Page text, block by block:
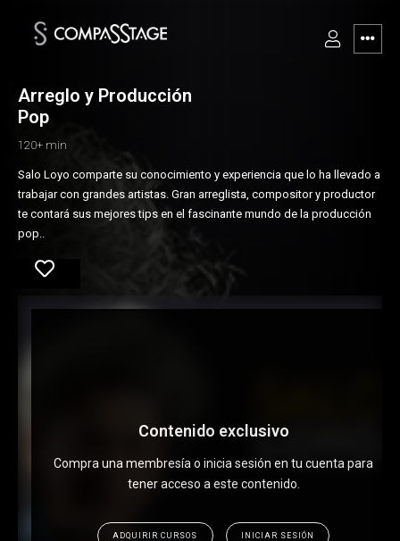
Arreglo y Producción
Pop
120+ min
Salo Loyo comparte su conocimiento y experiencia que lo ha llevado a
trabajar con grandes artistas. Gran arreglista, compositor y productor
te contará sus mejores tips en el fascinante mundo de la producción
pop..
Contenido exclusivo
Compra una membresía o inicia sesión en tu cuenta para
tener acceso a este contenido.
ADQUIRIR CURSOS INICIAR SESIÓN